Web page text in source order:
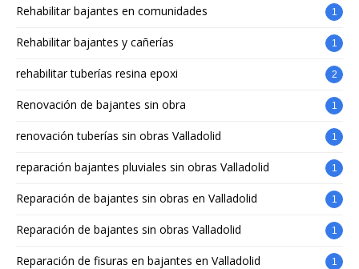
Rehabilitar bajantes en comunidades 1
Rehabilitar bajantes y cañerías 1
rehabilitar tuberías resina epoxi 2
Renovación de bajantes sin obra 1
renovación tuberías sin obras Valladolid 1
reparación bajantes pluviales sin obras Valladolid 1
Reparación de bajantes sin obras en Valladolid 1
Reparación de bajantes sin obras Valladolid 1
Reparación de fisuras en bajantes en Valladolid 1